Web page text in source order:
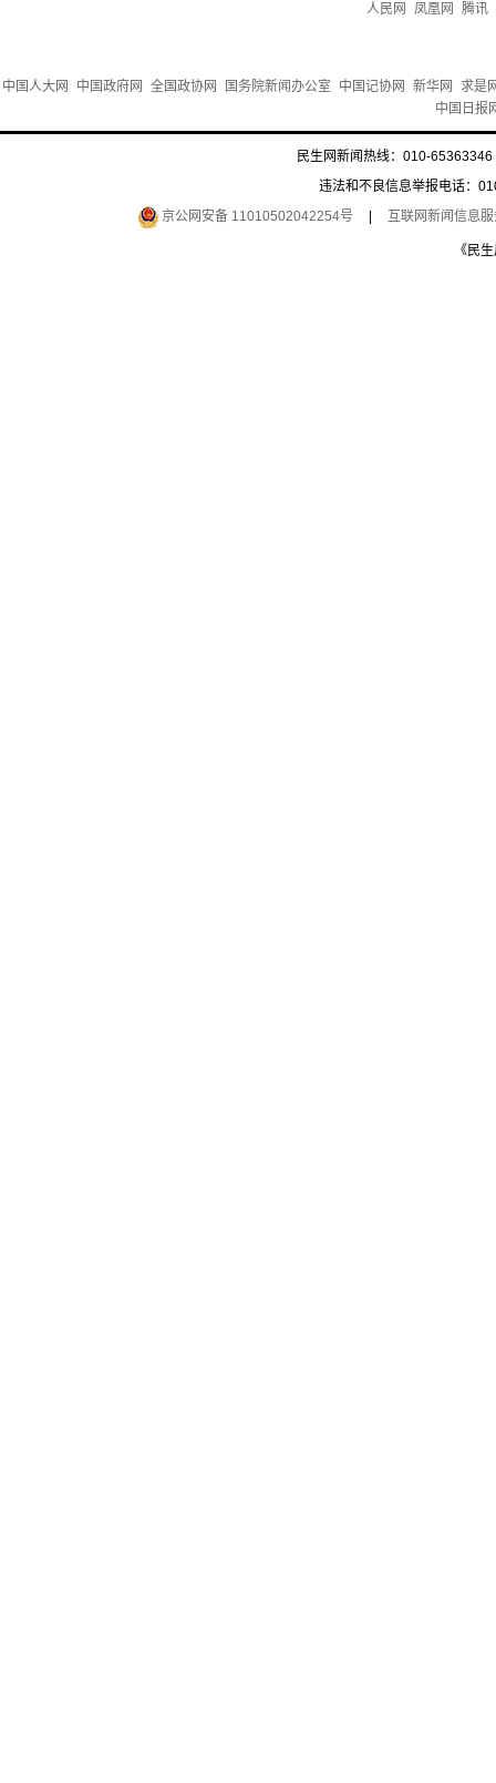
人民网 凤凰网 腾讯
中国人大网 中国政府网 全国政协网 国务院新闻办公室 中国记协网 新华网
求是
中国日报
民生网新闻热线：010-
违法和不良信息举报电话：
京公网安备 11010502042254号
互联网新闻信息
《民